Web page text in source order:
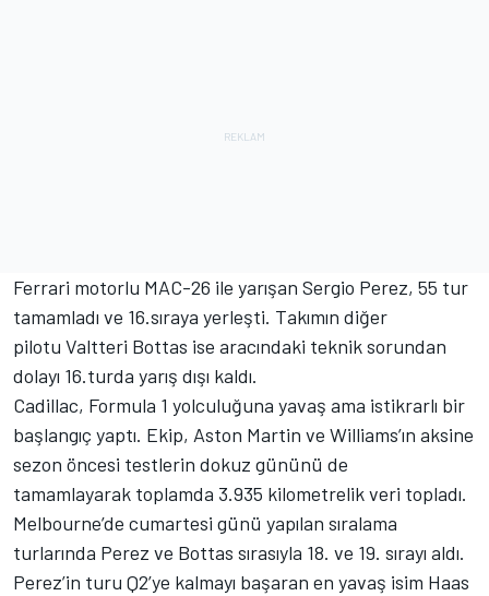
Ferrari motorlu MAC-26 ile yarışan Sergio Perez, 55 tur
tamamladı ve 16.sıraya yerleşti. Takımın diğer
pilotu Valtteri Bottas ise aracındaki teknik sorundan
dolayı 16.turda yarış dışı kaldı.
Cadillac, Formula 1 yolculuğuna yavaş ama istikrarlı bir
başlangıç yaptı. Ekip, Aston Martin ve Williams’ın aksine
sezon öncesi testlerin dokuz gününü de
tamamlayarak toplamda 3.935 kilometrelik veri topladı.
Melbourne’de cumartesi günü yapılan sıralama
turlarında Perez ve Bottas sırasıyla 18. ve 19. sırayı aldı.
Perez’in turu Q2’ye kalmayı başaran en yavaş isim Haas